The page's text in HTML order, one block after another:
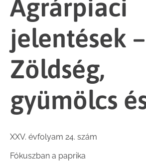
Agrárpiaci
jelentések –
Zöldség,
gyümölcs
XXV. évfolyam 24. szám
Fókuszban a paprika